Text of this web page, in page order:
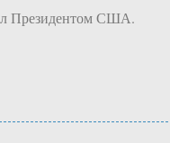
Президентом США.